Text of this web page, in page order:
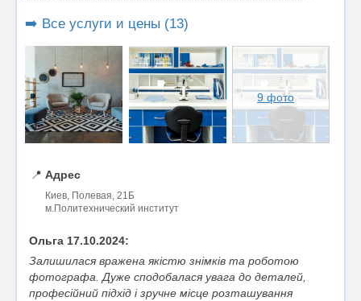
➡️ Все услуги и цены (13)
9 фото
📍 Адрес
Киев, Полевая, 21Б
м.Политехнический институт
Ольга 17.10.2024:
Залишилася вражена якістю знімків та роботою
фотографа. Дуже сподобалася увага до деталей,
професійний підхід і зручне місце розташування